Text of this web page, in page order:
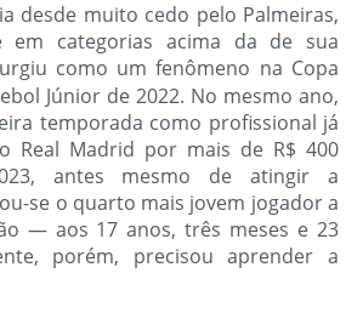
desde muito cedo pelo Palmeiras,
em categorias acima da de sua
como um fenômeno na Copa
Júnior de 2022. No mesmo ano,
temporada como profissional já
Real Madrid por mais de R$ 400
antes mesmo de atingir a
se o quarto mais jovem jogador a
— aos 17 anos, três meses e 23
porém, precisou aprender a